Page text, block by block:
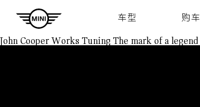
车型 购车
John Cooper Works Tuning The mark of a legend